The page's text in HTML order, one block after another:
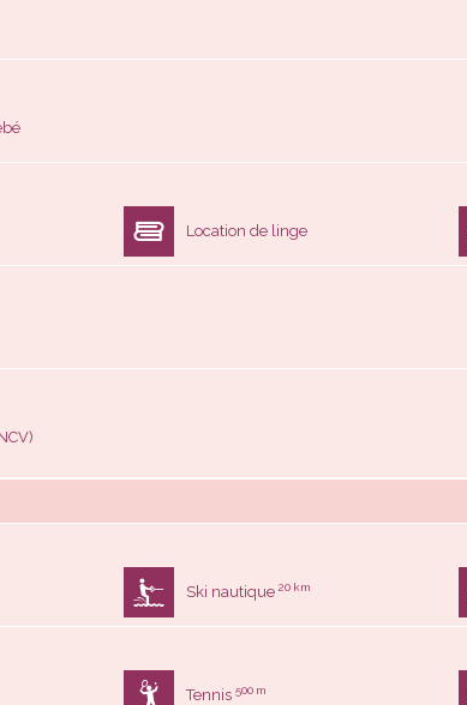
Location de linge
Ski nautique 20 km
Tennis 500 m